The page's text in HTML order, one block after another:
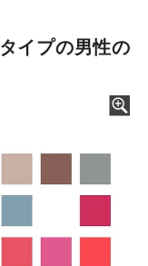
イプの男性の